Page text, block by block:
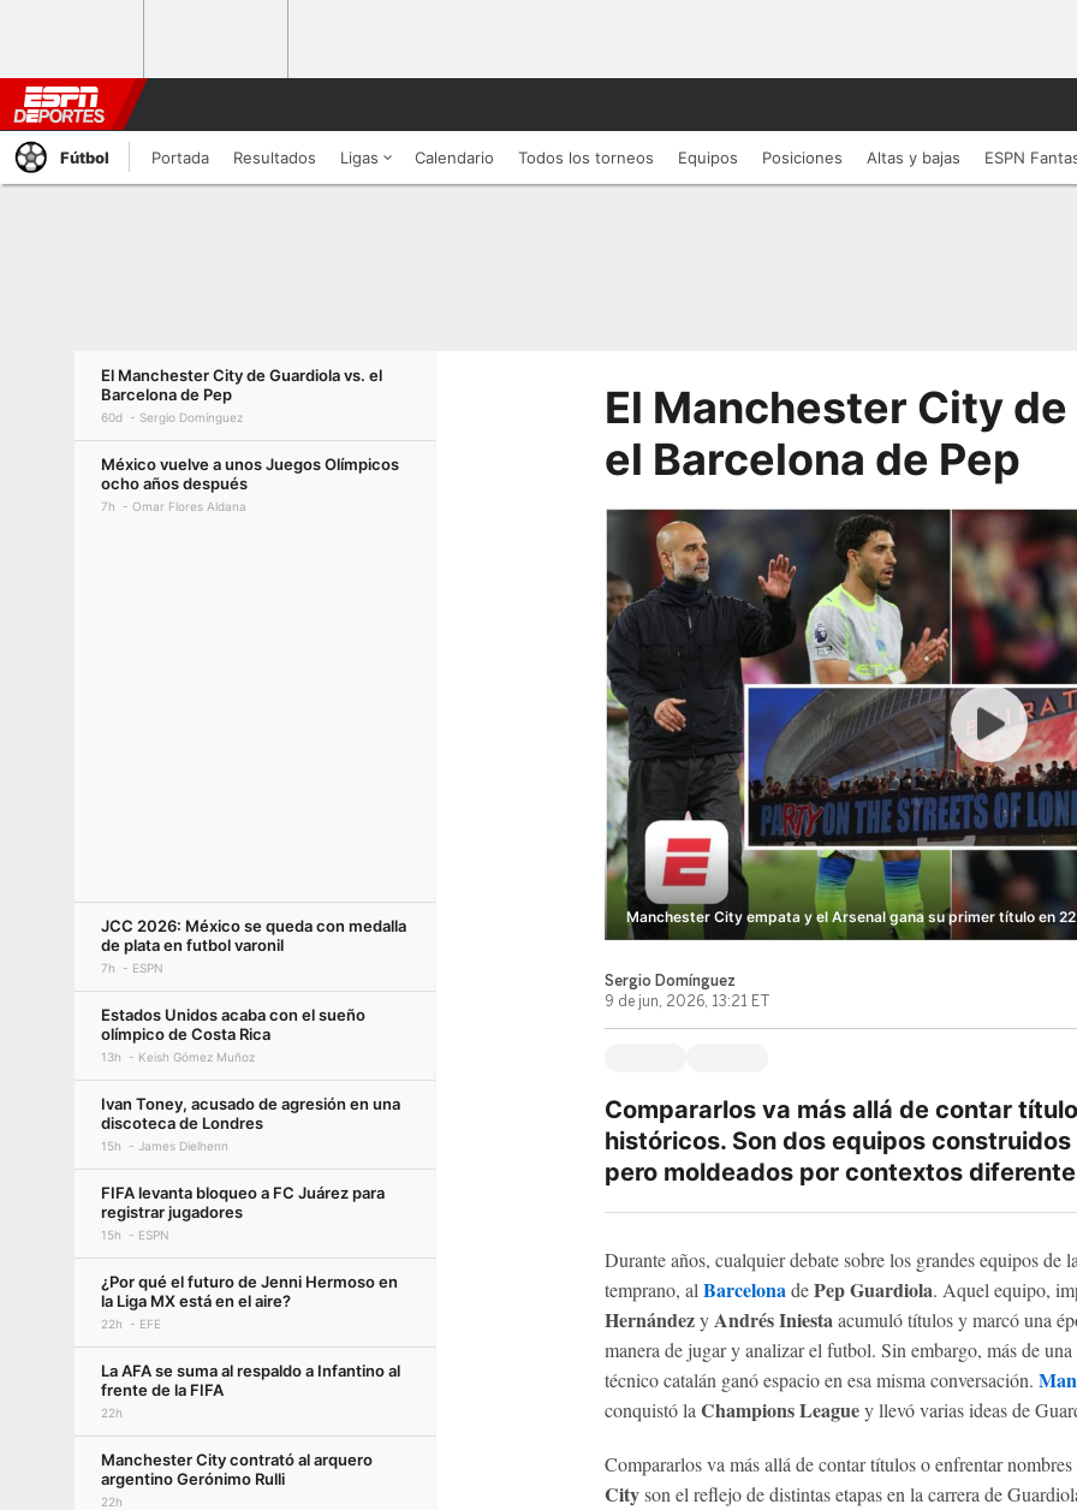
Fútbol Portada Resultados Ligas Calendario Todos los torneos Equipos Posiciones Altas y bajas ESPN
El Manchester City de Guardiola vs. el
Barcelona de Pep
60d Sergio Domínguez
México vuelve a unos Juegos Olímpicos
ocho años después
7h Omar Flores Aldana
JCC 2026: México se queda con medalla
de plata en futbol varonil
7h ESPN
Estados Unidos acaba con el sueño
olímpico de Costa Rica
13h Keish Gómez Muñoz
Ivan Toney, acusado de agresión en una
discoteca de Londres
15h James Dielhenn
FIFA levanta bloqueo a FC Juárez para
registrar jugadores
15h ESPN
¿Por qué el futuro de Jenni Hermoso en
la Liga MX está en el aire?
22h EFE
La AFA se suma al respaldo a Infantino al
frente de la FIFA
22h
Manchester City contrató al arquero
argentino Gerónimo Rulli
22h
El Manchester City
el Barcelona de Pep
Manchester City empata y el Arsenal gana su primer título en
Sergio Domínguez
9 de jun, 2026, 13:21 ET
Compararlos va más allá de contar
históricos. Son dos equipos
pero moldeados por contextos
Durante años, cualquier debate sobre los grandes equipos de
temprano, al Barcelona dePep Guardiola. Aquel equipo,
HernándezyAndrés Iniesta acumuló títulos y marcó una
manera de jugar y analizar el futbol. Sin embargo, más de
técnico catalán ganó espacio en esa misma conversación.
conquistó la Champions Leaguey llevó varias ideas de
Compararlos va más allá de contar títulos o enfrentar
Cityson el reflejo de distintas etapas en la carrera de